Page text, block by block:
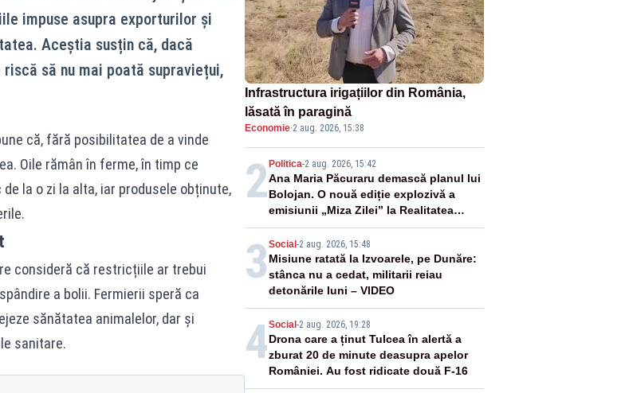
impuse asupra exporturilor și
Aceștia susțin că, dacă
să nu mai poată supraviețui,
că, fără posibilitatea de a vinde
Oile rămân în ferme, în timp ce
la o zi la alta, iar produsele obținute,
consideră că restricțiile ar trebui
a bolii. Fermierii speră ca
sănătatea animalelor, dar și
sanitare.
Infrastructura irigațiilor din România,
lăsată în paragină
Economie·2 aug. 2026, 15:38
2 Politica-2 aug. 2026, 15:42
Ana Maria Păcuraru demască planul lui
Bolojan. O nouă ediție explozivă a
emisiunii „Miza Zilei” la Realitatea
PLUS
3 Social -2 aug. 2026, 15:48
Misiune ratată la Izvoarele, pe Dunăre:
stânca nu a cedat, militarii reiau
detonările luni – VIDEO
4Social -2 aug. 2026, 19:28
Drona care a ținut Tulcea în alertă a
zburat 20 de minute deasupra apelor
României. Au fost ridicate două F-16